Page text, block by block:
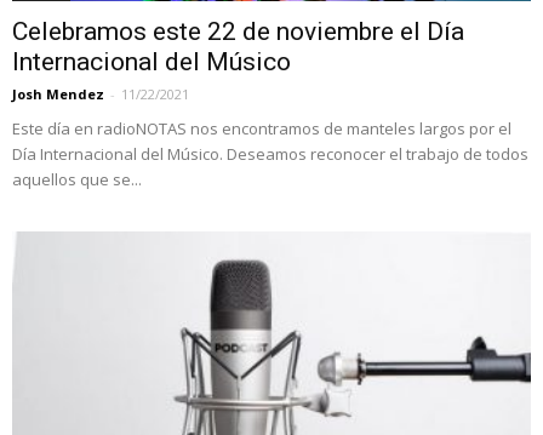
Celebramos este 22 de noviembre el Día
Internacional del Músico
Josh Mendez - 11/22/2021
Este día en radioNOTAS nos encontramos de manteles largos por el
Día Internacional del Músico. Deseamos reconocer el trabajo de todos
aquellos que se...